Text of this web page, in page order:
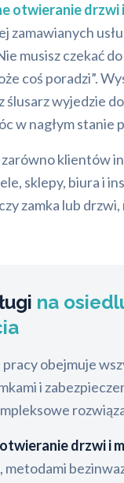
otwieranie drzwi
zamawianych
musisz czekać
coś poradzi”.
ślusarz wyjedzie
w nagłym stanie
zarówno klientów
sklepy, biura i
zamka lub drzwi,
na
pracy obejmuje
i
drzwi i
metodami